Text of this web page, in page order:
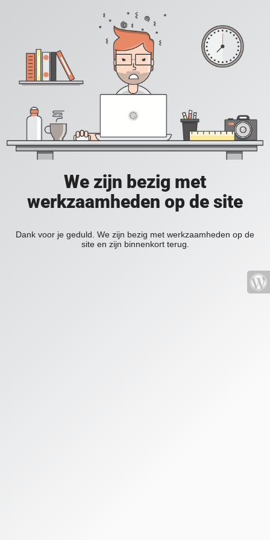
We zijn bezig met
werkzaamheden op de site
Dank voor je geduld. We zijn bezig met werkzaamheden op de
site en zijn binnenkort terug.